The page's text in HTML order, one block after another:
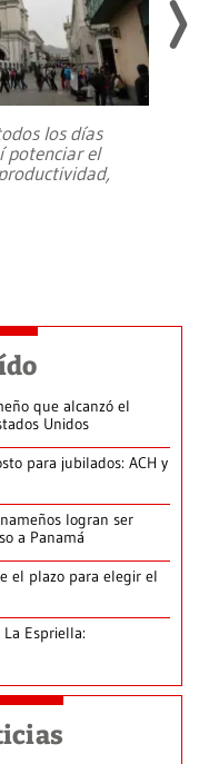
los días
potenciar el
que alcanzó el
Unidos
para jubilados: ACH y
logran ser
a Panamá
el plazo para elegir el
Espriella: